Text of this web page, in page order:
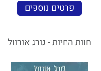
פרטים נוספים
חוות החיות - גורג אורוול